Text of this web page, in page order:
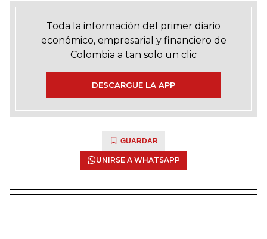
Toda la información del primer diario
económico, empresarial y financiero de
Colombia a tan solo un clic
DESCARGUE LA APP
GUARDAR
UNIRSE A WHATSAPP